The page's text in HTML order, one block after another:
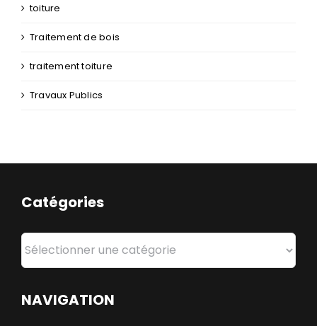
toiture
Traitement de bois
traitement toiture
Travaux Publics
Catégories
Catégories
NAVIGATION